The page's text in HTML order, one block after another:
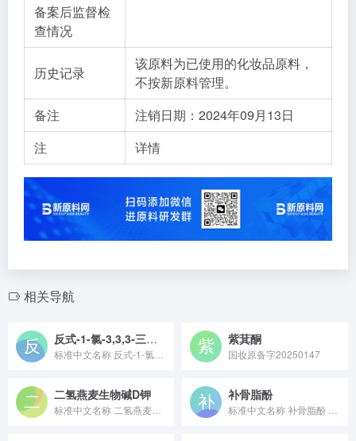
备案后监督检
查情况
历史记录
该原料为已使用的化妆品原料，
不按新原料管理。
备注
注销日期：2024年09月13日
注
详情
相关导航
反式-1-氯-3,3,3-三氟丙烯 紫萁酮
国妆原备字20250147
二氢燕麦生物碱D钾 补骨脂酚